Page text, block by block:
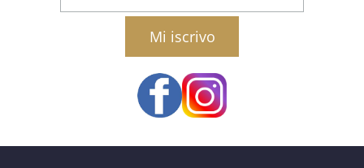
email